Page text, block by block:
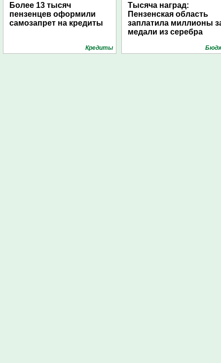
Более 13 тысяч
пензенцев оформили
самозапрет на кредиты
Кредиты
Тысяча наград:
Пензенская область
заплатила миллионы
медали из серебра